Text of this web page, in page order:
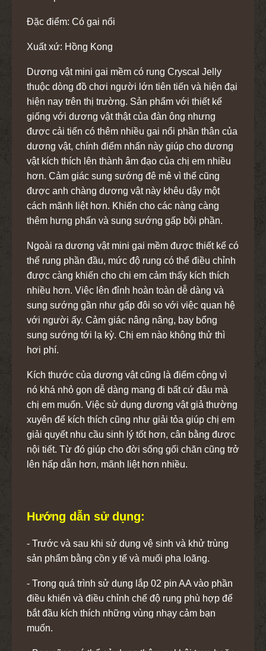
Đặc điểm: Có gai nổi
Xuất xứ: Hồng Kong
Dương vật mini gai mềm có rung Cryscal Jelly
thuộc dòng đồ chơi người lớn tiên tiến và hiện đại
hiện nay trên thị trường. Sản phẩm với thiết kế
giống với dương vật thật của đàn ông nhưng
được cải tiến có thêm nhiều gai nổi phần thân của
dương vật, chính điểm nhấn này giúp cho dương
vật kích thích lên thành âm đạo của chị em nhiều
hơn. Cảm giác sung sướng đê mê vì thế cũng
được anh chàng dương vật này khêu dậy một
cách mãnh liệt hơn. Khiến cho các nàng càng
thêm hưng phấn và sung sướng gấp bội phần.
Ngoài ra dương vật mini gai mềm được thiết kế có
thể rung phần đầu, mức độ rung có thể điều chỉnh
được càng khiến cho chi em cảm thấy kích thích
nhiều hơn. Việc lên đỉnh hoàn toàn dễ dàng và
sung sướng gần như gấp đôi so với việc quan hệ
với người ấy. Cảm giác nâng nâng, bay bổng
sung sướng tới lạ kỳ. Chị em nào không thử thì
hơi phí.
Kích thước của dương vật cũng là điểm cộng vì
nó khá nhỏ gọn dễ dàng mang đi bất cứ đâu mà
chị em muốn. Việc sử dụng dương vật giả thường
xuyên để kích thích cũng như giải tỏa giúp chị em
giải quyết nhu cầu sinh lý tốt hơn, cân bằng được
nội tiết. Từ đó giúp cho đời sống gối chăn cũng trở
lên hấp dẫn hơn, mãnh liệt hơn nhiều.
Hướng dẫn sử dụng:
- Trước và sau khi sử dụng vệ sinh và khử trùng
sản phẩm bằng cồn y tế và muối pha loãng.
- Trong quá trình sử dụng lắp 02 pin AA vào phần
điều khiển và điều chỉnh chế độ rung phù hợp để
bắt đầu kích thích những vùng nhạy cảm bạn
muốn.